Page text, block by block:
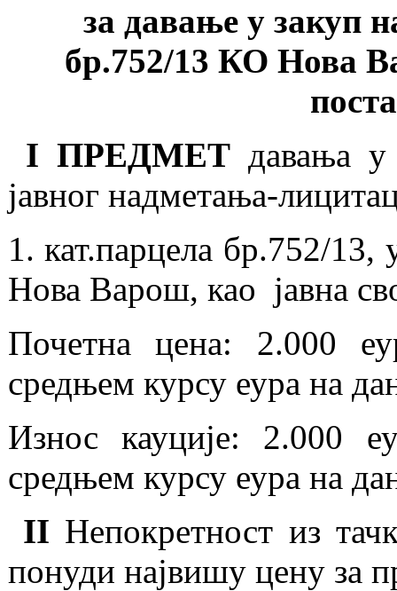
за давање у закуп
бр.752/13 КО Нова
I ПРЕДМЕТдавања у
јавног надметања-
1. кат.парцела бр.752/
Нова Варош, као јавна
Почетна цена: 2.000
средњем курсу еура на
Износ кауције: 2.000
средњем курсу еура на
II Непокретност из
понуди највишу цену за